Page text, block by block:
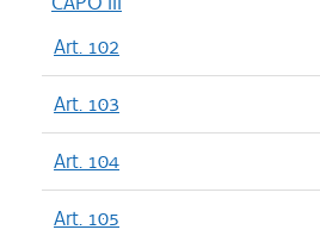
Art. 102
Art. 103
Art. 104
Art. 105